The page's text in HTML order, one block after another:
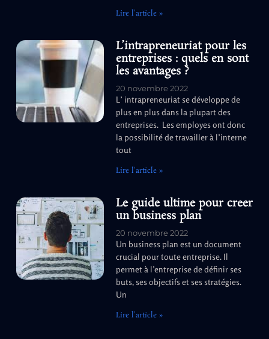
Lire l'article »
L’intrapreneuriat pour les
entreprises : quels en sont
les avantages ?
20 novembre 2022
L’ intrapreneuriat se développe de
plus en plus dans la plupart des
entreprises. Les employes ont donc
la possibilité de travailler à l’interne
tout
Lire l'article »
Le guide ultime pour creer
un business plan
20 novembre 2022
Un business plan est un document
crucial pour toute entreprise. Il
permet à l’entreprise de définir ses
buts, ses objectifs et ses stratégies.
Un
Lire l'article »